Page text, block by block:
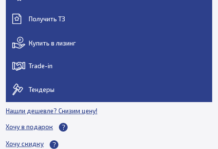
Получить ТЗ
Купить в лизинг
Trade-in
Тендеры
Нашли дешевле? Снизим цену!
Хочу в подарок
Хочу скидку